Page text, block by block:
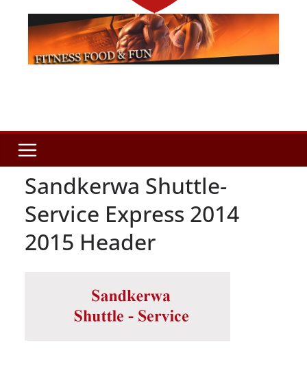
Sandkerwa Shuttle-
Service Express 2014
2015 Header